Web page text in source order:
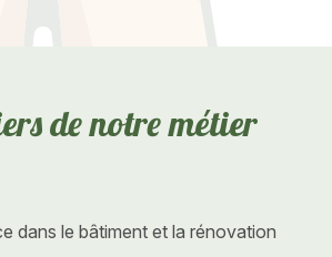
ersdenotremétier
dans le bâtiment et la rénovation